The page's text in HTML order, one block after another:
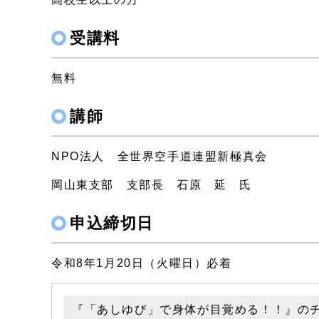
受講料
無料
講師
NPO法人 全世界空手道連盟新極真会
岡山東支部 支部長 石原 延 氏
申込締切日
令和8年1月20日（火曜日）必着
『「あしゆび」で身体が目覚める！！』の